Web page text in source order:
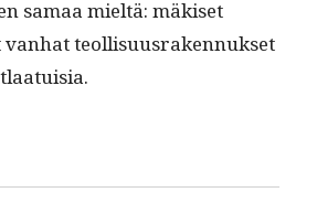
samaa mieltä: mäkiset
teol­lisu­us­raken­nuk­set